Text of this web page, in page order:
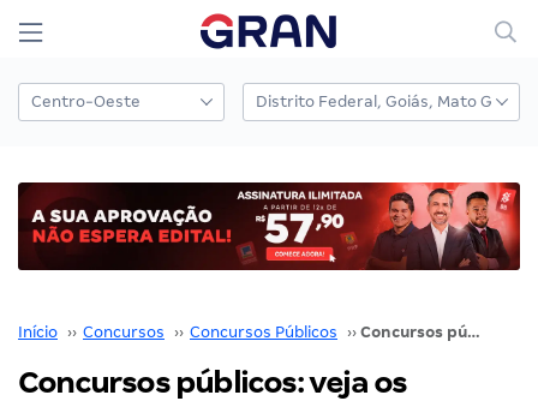
Início ›› Concursos ›› Concursos Públicos ›› Concursos públicos: veja os eventos e aulas gratuitas desta quinta
Concursos públicos: veja os